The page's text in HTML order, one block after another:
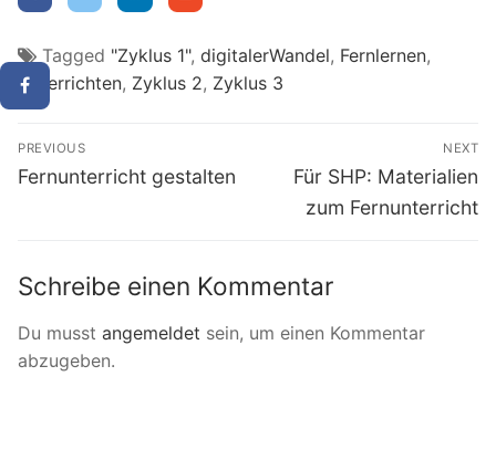
Tagged "Zyklus 1", digitalerWandel, Fernlernen,
Unterrichten, Zyklus 2, Zyklus 3
Beitragsnavigation
PREVIOUS
Previous
Fernunterricht gestalten
NEXT
Next
post:
Für SHP: Materialien
zum Fernunterricht
Schreibe einen Kommentar
Du musst angemeldet sein, um einen Kommentar
abzugeben.